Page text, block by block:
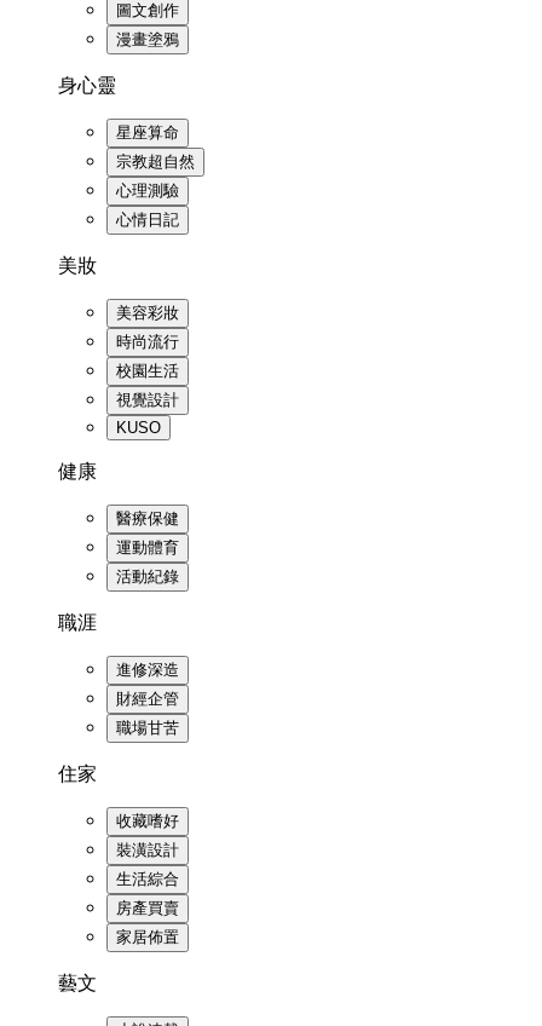
圖文創作
漫畫塗鴉
身心靈
星座算命
宗教超自然
心理測驗
心情日記
美妝
美容彩妝
時尚流行
校園生活
視覺設計
KUSO
健康
醫療保健
運動體育
活動紀錄
職涯
進修深造
財經企管
職場甘苦
住家
收藏嗜好
裝潢設計
生活綜合
房產買賣
家居佈置
藝文